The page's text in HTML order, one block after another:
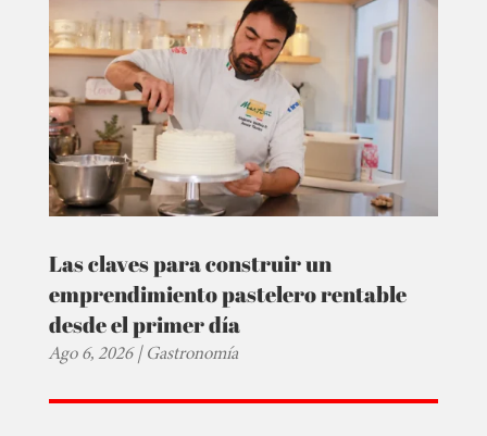
Las claves para construir un
emprendimiento pastelero rentable
desde el primer día
Ago 6, 2026|Gastronomía